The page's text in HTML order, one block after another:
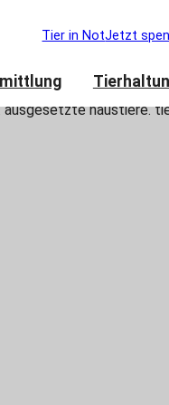
Tier in NotJetzt